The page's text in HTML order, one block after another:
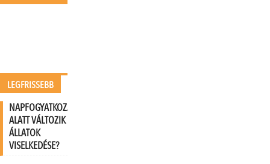
LEGFRISSEBB
NAPFOGYATKOZÁSOK
ALATT VÁLTOZIK AZ
ÁLLATOK
VISELKEDÉSE?